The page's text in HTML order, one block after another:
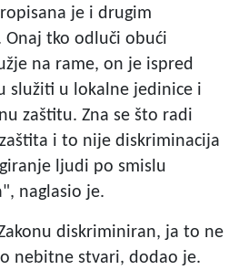
je i drugim
Onaj tko odluči obući
na rame, on je ispred
služiti u lokalne jedinice i
zaštitu. Zna se što radi
i to nije diskriminacija
ljudi po smislu
naglasio je.
diskriminiran, ja to ne
nebitne stvari, dodao je.